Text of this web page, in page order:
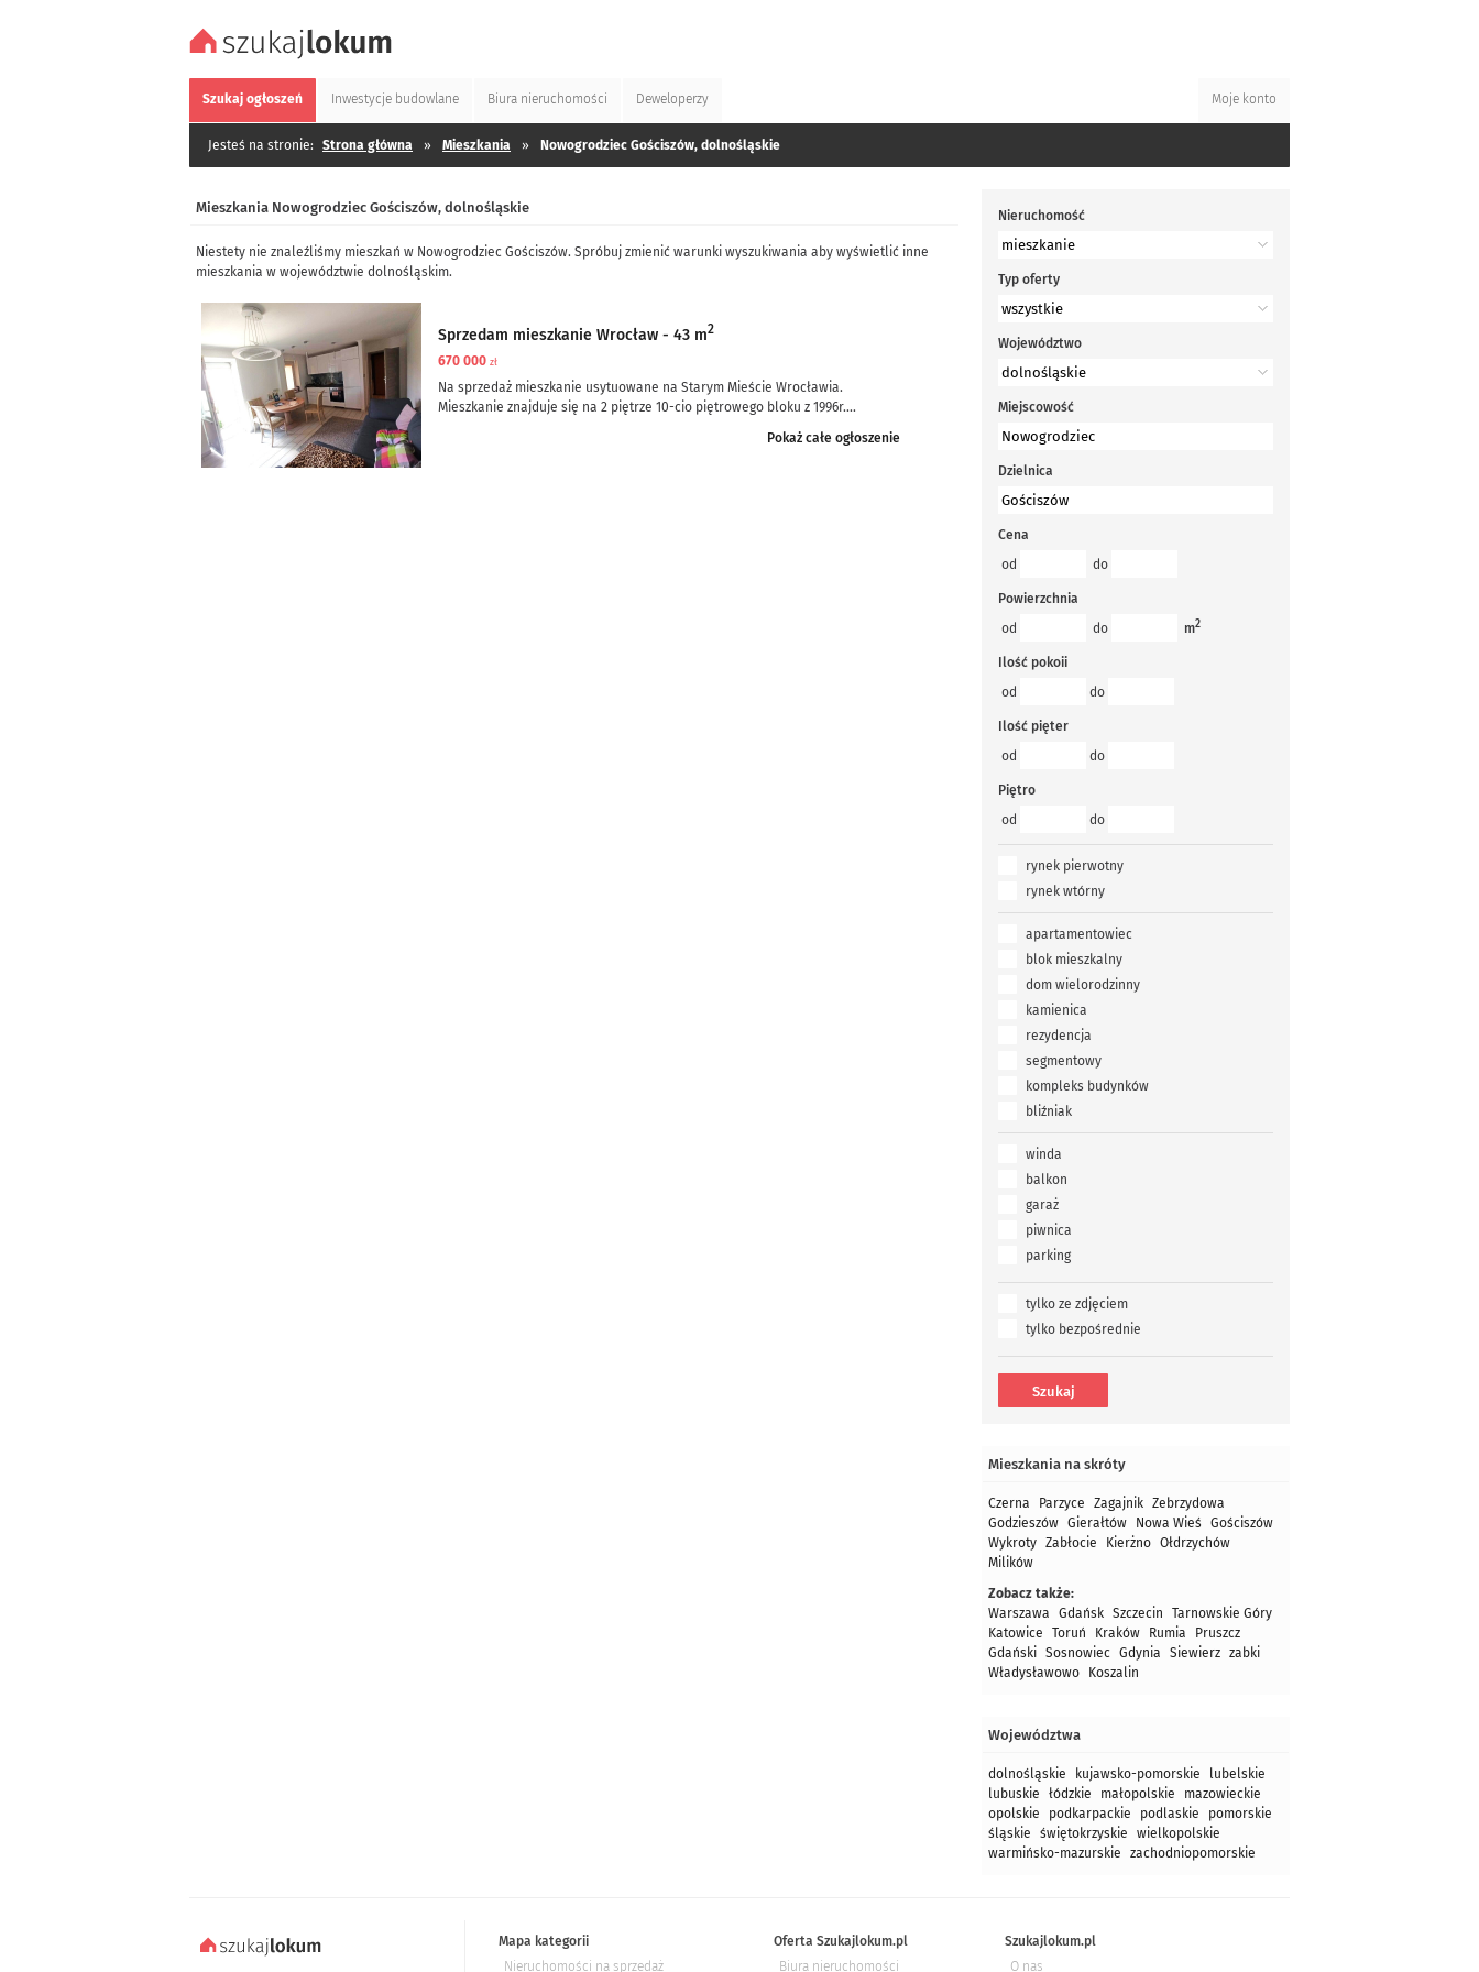
Szukaj ogłoszeń Inwestycje budowlane Biura nieruchomości Deweloperzy Moje konto
Jesteś na stronie: Strona główna » Mieszkania » Nowogrodziec Gościszów, dolnośląskie
Mieszkania Nowogrodziec Gościszów, dolnośląskie
Niestety nie znaleźliśmy mieszkań w Nowogrodziec Gościszów. Spróbuj zmienić warunki wyszukiwania aby wyświetlić inne
mieszkania w województwie dolnośląskim.
Sprzedam mieszkanie Wrocław - 43 m2
670 000 zł
Na sprzedaż mieszkanie usytuowane na Starym Mieście Wrocławia.
Mieszkanie znajduje się na 2 piętrze 10-cio piętrowego bloku z 1996r....
Pokaż całe ogłoszenie
Nieruchomość
Typ oferty
Województwo
Miejscowość
Dzielnica
Cena
od
do
Powierzchnia
od
do m2
Ilość pokoii
od
do
Ilość pięter
od
do
Piętro
od
do
rynek pierwotny
rynek wtórny
apartamentowiec
blok mieszkalny
dom wielorodzinny
kamienica
rezydencja
segmentowy
kompleks budynków
bliźniak
winda
balkon
garaż
piwnica
parking
tylko ze zdjęciem
tylko bezpośrednie
Mieszkania na skróty
Czerna Parzyce Zagajnik Zebrzydowa
Godzieszów Gierałtów Nowa Wieś
Gościszów
Wykroty Zabłocie Kierżno Ołdrzychów
Milików
Zobacz także:
Warszawa
Gdańsk Szczecin
Tarnowskie Góry
Katowice
Toruń Kraków Rumia
Pruszcz
Gdański Sosnowiec Gdynia Siewierz zabki
Władysławowo
Koszalin
Województwa
dolnośląskie kujawsko-pomorskie
lubelskie
lubuskie
łódzkie małopolskie
mazowieckie
opolskie
podkarpackie podlaskie
pomorskie
śląskie
świętokrzyskie
wielkopolskie
warmińsko-mazurskie
zachodniopomorskie
Mapa kategorii
Nieruchomości na sprzedaż
Oferta Szukajlokum.pl
Biura nieruchomości
Szukajlokum.pl
O nas